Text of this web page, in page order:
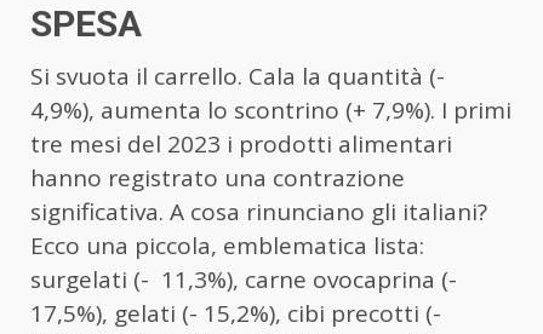
SPESA
Si svuota il carrello. Cala la quantità (-
4,9%), aumenta lo scontrino (+ 7,9%). I primi
tre mesi del 2023 i prodotti alimentari
hanno registrato una contrazione
significativa. A cosa rinunciano gli italiani?
Ecco una piccola, emblematica lista:
surgelati (- 11,3%), carne ovocaprina (-
17,5%), gelati (- 15,2%), cibi precotti (-